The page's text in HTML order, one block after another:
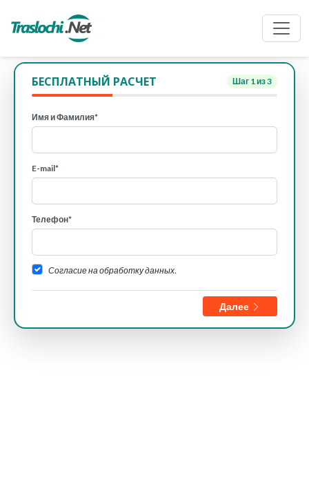
БЕСПЛАТНЫЙ РАСЧЕТ Шаг 1из 3
Имя и Фамилия*
E-mail*
Телефон*
Согласие на обработку данных.
Далее